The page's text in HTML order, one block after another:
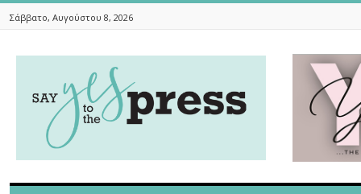
Σάββατο, Αυγούστου 8, 2026
To
The